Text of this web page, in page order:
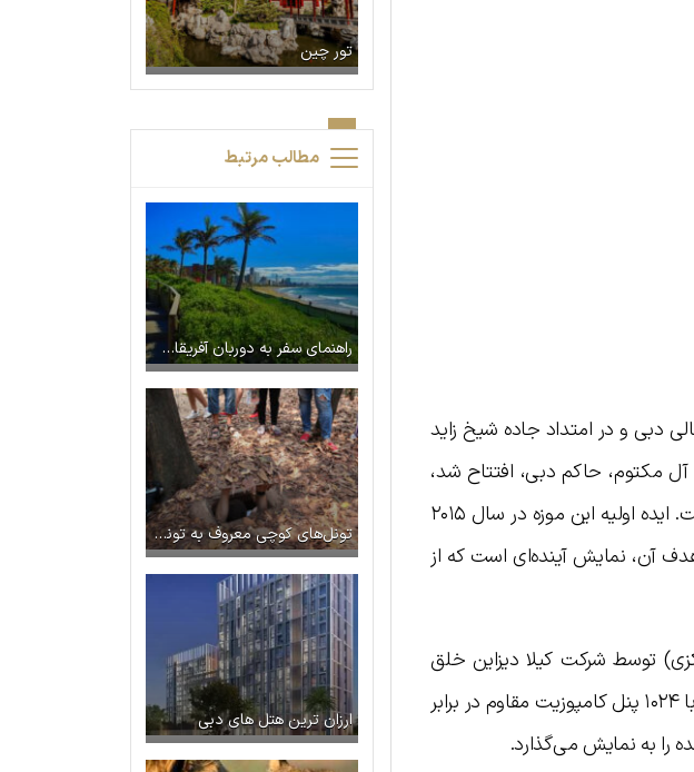
دبی و در امتداد جاده شیخ زاید
حضور شیخ محمد بن راشد آل مکتوم، حاکم دبی، افتتاح شد،
نه‌تنها یک جاذبه گردشگری، بلکه مرکزی برای الهام‌بخشی و ترویج ایده‌های خلاقانه است. ایده اولیه این موزه در سال ۲۰۱۵
آن، نمایش آینده‌ای است که از
توسط شرکت کیلا دیزاین خلق
شده و به‌عنوان یکی از پیچیده‌ترین سازه‌های جهان شناخته می‌شود. نمای خارجی آن با ۱۰۲۴ پنل کامپوزیت مقاوم در برابر
را به نمایش می‌گذارد.
تور چین
مطالب مرتبط
راهنمای سفر به دوربان آفریقای جنوبی
تونل‌های کوچی معروف به تونل های جنگ: تاریخچه جنگ ویتنام زیر زمین
ارزان ترین هتل های دبی